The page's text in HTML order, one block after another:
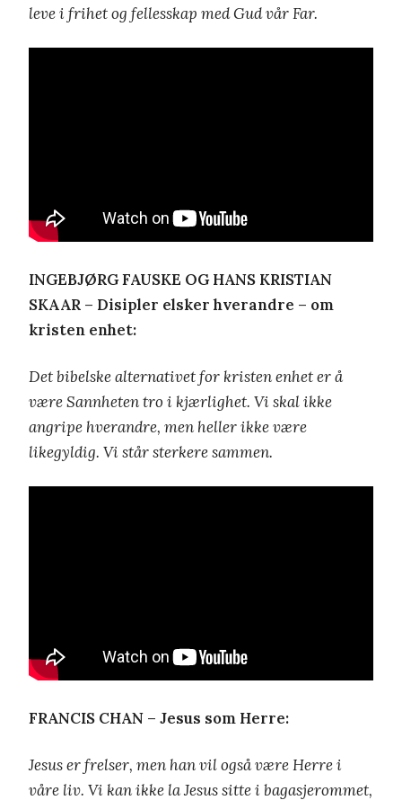
leve i frihet og fellesskap med Gud vår Far.
INGEBJØRG FAUSKE OG HANS KRISTIAN
SKAAR – Disipler elsker hverandre – om
kristen enhet:
Det bibelske alternativet for kristen enhet er å
være Sannheten tro i kjærlighet. Vi skal ikke
angripe hverandre, men heller ikke være
likegyldig. Vi står sterkere sammen.
FRANCIS CHAN – Jesus som Herre:
Jesus er frelser, men han vil også være Herre i
våre liv. Vi kan ikke la Jesus sitte i bagasjerommet,